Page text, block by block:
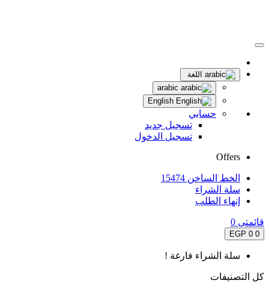
اللغة
حسابي
تسجيل جديد
تسجيل الدخول
Offers
الخط الساخن 15474
سلة الشراء
إنهاء الطلب
قائمتى 0
0
0 EGP
سلة الشراء فارغة !
كل التصنيفات